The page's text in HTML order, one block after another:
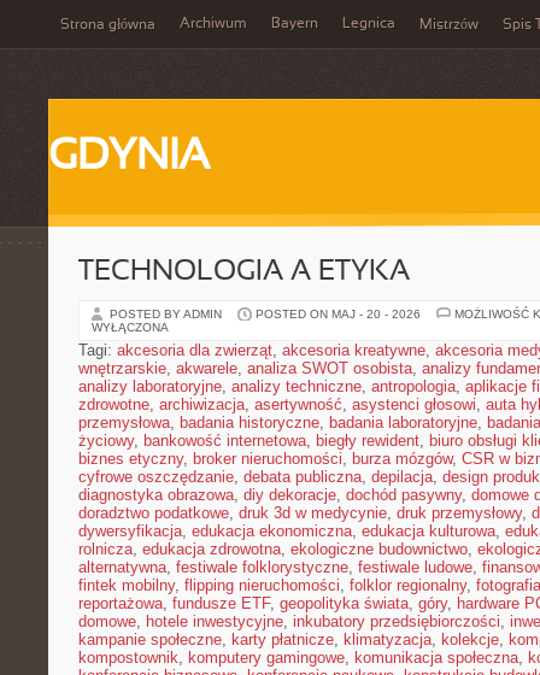
Strona główna Archiwum Bayern Legnica Mistrzów Spis
GDYNIA
TECHNOLOGIA A ETYKA
POSTED BY ADMIN POSTED ON MAJ - 20 - 2026
MOŻLIWOŚĆ
WYŁĄCZONA
Tagi: akcesoria dla zwierząt, akcesoria kreatywne, akcesoria
wnętrzarskie, akwarele, analiza SWOT osobista, analizy
analizy laboratoryjne, analizy techniczne, antropologia, aplikacje
zdrowotne, archiwizacja, asertywność, asystenci głosowi, auta
przemysłowa, badania historyczne, badania laboratoryjne,
życiowy, bankowość internetowa, biegły rewident, biuro obsługi
biznes etyczny, broker nieruchomości, burza mózgów, CSR w
cyfrowe oszczędzanie, debata publiczna, depilacja, design
diagnostyka obrazowa, diy dekoracje, dochód pasywny, domowe
doradztwo podatkowe, druk 3d w medycynie, druk przemysłowy,
dywersyfikacja, edukacja ekonomiczna, edukacja kulturowa,
rolnicza, edukacja zdrowotna, ekologiczne budownictwo,
alternatywna, festiwale folklorystyczne, festiwale ludowe,
fintek mobilny, flipping nieruchomości, folklor regionalny,
reportażowa, fundusze ETF, geopolityka świata, góry, hardware
domowe, hotele inwestycyjne, inkubatory przedsiębiorczości,
kampanie społeczne, karty płatnicze, klimatyzacja, kolekcje,
kompostownik, komputery gamingowe, komunikacja społeczna,